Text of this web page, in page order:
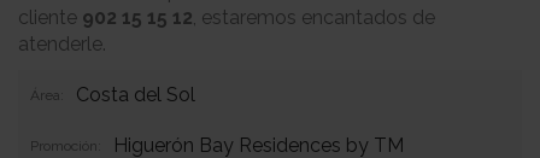
cliente 902 15 15 12, estaremos encantados de
atenderle.
Área: Costa del Sol
Promoción: Higuerón Bay Residences by TM